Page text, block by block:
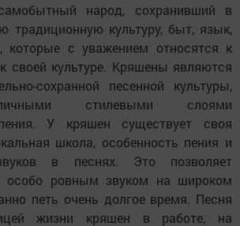
народ, сохранивший в
традиционную культуру, быт, язык,
которые с уважением относятся к
своей культуре. Кряшены являются
сохранной песенной культуры,
стилевыми слоями
У кряшен существует своя
школа, особенность пения и
в песнях. Это позволяет
особо ровным звуком на широком
петь очень долгое время. Песня
жизни кряшен в работе, на